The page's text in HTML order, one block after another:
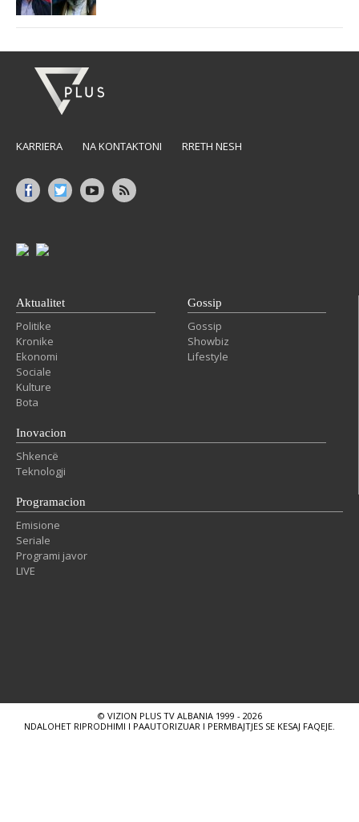
KARRIERA NA KONTAKTONI RRETH NESH
Aktualitet
Politike
Kronike
Ekonomi
Sociale
Kulture
Bota
Gossip
Gossip
Showbiz
Lifestyle
Inovacion
Shkencë
Teknologji
Programacion
Emisione
Seriale
Programi javor
LIVE
© VIZION PLUS TV ALBANIA 1999 - 2026
NDALOHET RIPRODHIMI I PAAUTORIZUAR I PERMBAJTJES SE KESAJ FAQEJE.